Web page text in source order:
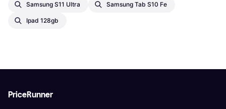
Samsung S11 Ultra Samsung Tab S10 Fe
Ipad 128gb
PriceRunner